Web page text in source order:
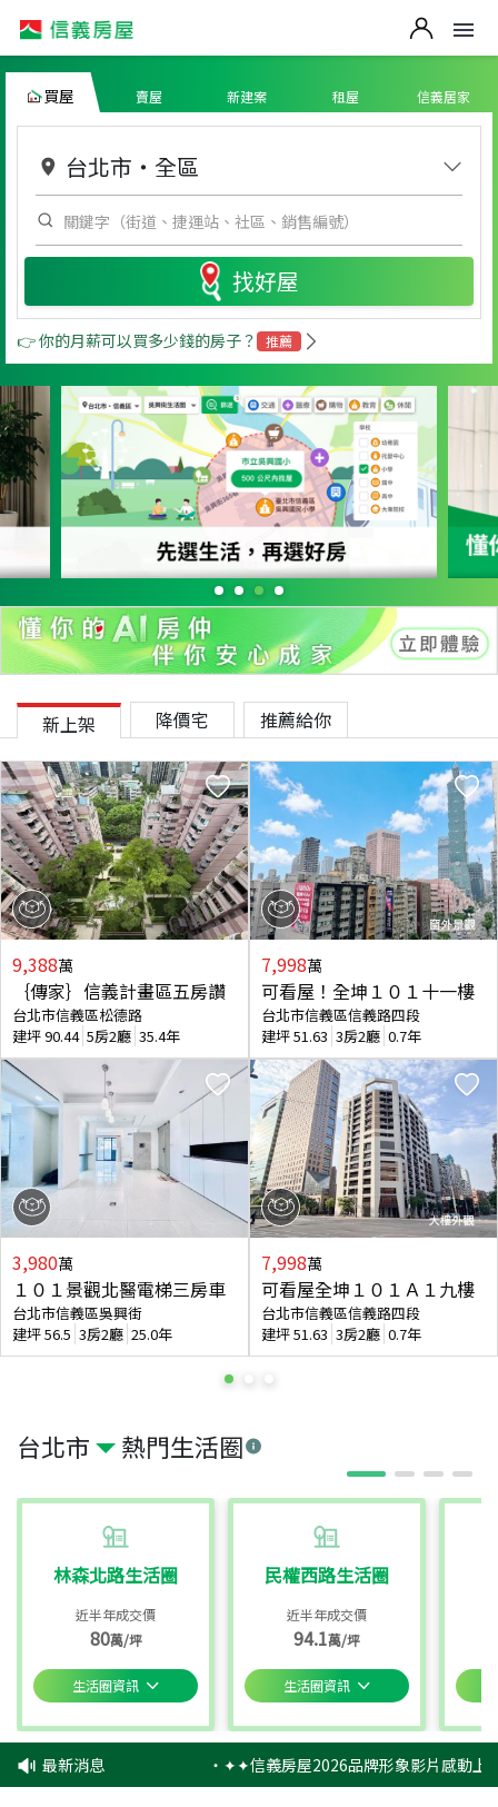
買屋 賣屋 新建案 租屋 信義居家
台北市 ・ 全區
找好屋
👉 你的月薪可以買多少錢的房子？ 推薦
台北市 熱門生活圈
林森北路生活圈
近半年成交價
80萬/坪
生活圈資訊
民權西路生活圈
近半年成交價
94.1萬/坪
生活圈資訊
新上架 降價宅 推薦給你
9,388萬
｛傳家｝信義計畫區五房讚
台北市信義區松德路
建坪90.44 5房2廳 35.4年
3,980萬
１０１景觀北醫電梯三房車
台北市信義區吳興街
建坪56.5 3房2廳 25.0年
7,998萬
可看屋！全坤１０１十一樓
台北市信義區信義路四段
建坪51.63 3房2廳 0.7年
7,998萬
可看屋全坤１０１Ａ１九樓
台北市信義區信義路四段
建坪51.63 3房2廳 0.7年
最新消息 ‧✦✦信義房屋2026品牌形象影片感動上